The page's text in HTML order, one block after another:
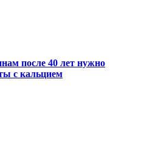
после 40 лет нужно
с кальцием